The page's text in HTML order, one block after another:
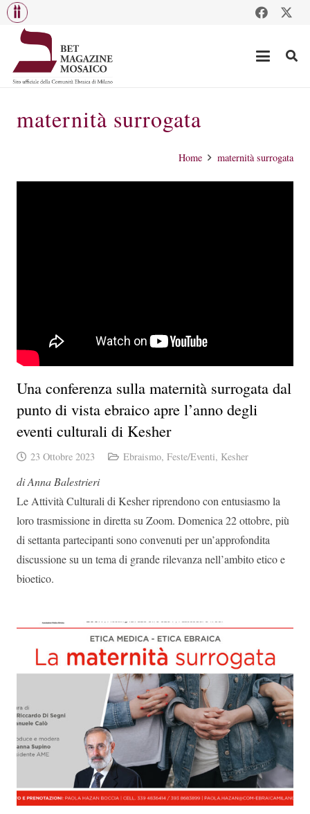
maternità surrogata
Home maternità surrogata
Una conferenza sulla maternità surrogata dal
punto di vista ebraico apre l’anno degli
eventi culturali di Kesher
23 Ottobre 2023 Ebraismo, Feste/Eventi, Kesher
di Anna Balestrieri
Le Attività Culturali di Kesher riprendono con entusiasmo la
loro trasmissione in diretta su Zoom. Domenica 22 ottobre, più
di settanta partecipanti sono convenuti per un’approfondita
discussione su un tema di grande rilevanza nell’ambito etico e
bioetico.